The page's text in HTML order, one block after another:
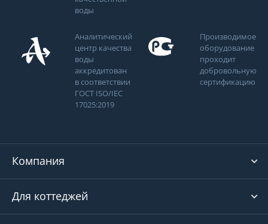
воды
Аналитический
центр качества
воды
аккредитован
в соответствии
ГОСТ ISO/IEC
17025:2019
Производимое
оборудование
проходит
добровольную
сертификацию
Компания
Для коттеджей